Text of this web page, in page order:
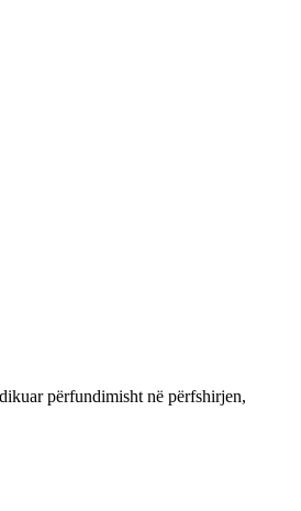
përfundimisht në përfshirjen,